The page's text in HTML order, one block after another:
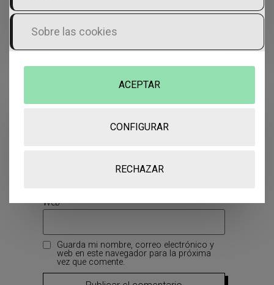
publicada. Los campos obligatorios están
marcados con*
Web
Guarda mi nombre, correo electrónico y
web en este navegador para la próxima
vez que comente.
Sobre las cookies
RECHAZAR
CONFIGURAR
ACEPTAR